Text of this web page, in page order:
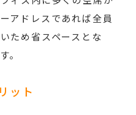
アドレスであれば全員
ため省スペースとな
。
ット